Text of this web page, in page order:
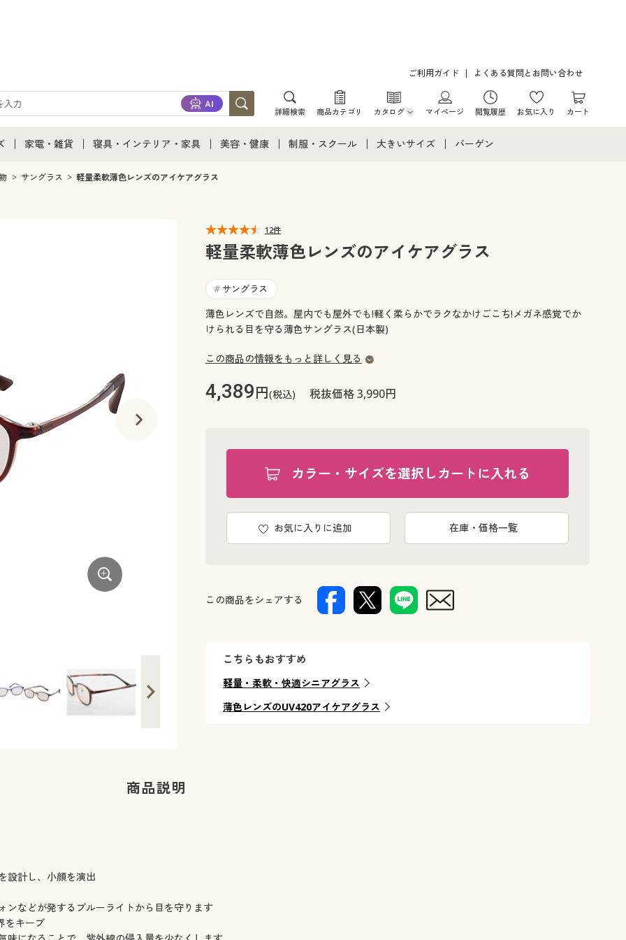
ご利用ガイド よくある質問とお問い合わせ
詳細検索 商品カテゴリ カタログ
カタログ・チラシからのご注文
マイページ 閲覧履歴 お気に入り カート
通販すべて
家電・雑貨
家電・雑貨すべて
寝具・インテリア・家具
寝具・インテリア・家具通販すべて
カーテン・ラグ・ファブリック
美容・健康 制服・スクール
ジュニア・ティーンズ下着
大きいサイズ
大きいサイズ レディース下着
大きいサイズ 事務・制服
バーゲン
サングラス 軽量柔軟薄色レンズのアイケアグラス
12件
軽量柔軟薄色レンズのアイケアグラス
# サングラス
薄色レンズで自然。屋内でも屋外でも!軽く柔らかでラクなかけごこち!メガネ感覚でか
けられる目を守る薄色サングラス(日本製)
この商品の情報をもっと詳しく見る
4,389円(税込) 税抜価格 3,990円
カラー・サイズを選択しカートに入れる
お気に入りに追加 在庫・価格一覧
この商品をシェアする
こちらもおすすめ
軽量・柔軟・快適シニアグラス
薄色レンズのUV420アイケアグラス
商品説明
設計し、小顔を演出
などが発するブルーライトから目を守ります
をキープ